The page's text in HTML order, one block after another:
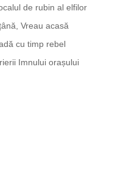
de rubin al elfilor
Vreau acasă
cu timp rebel
Imnului orașului